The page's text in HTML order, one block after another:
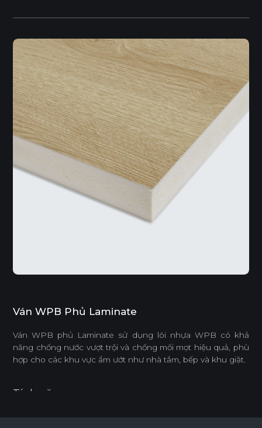
Ván WPB Phủ Laminate
Ván WPB phủ Laminate sử dụng lõi nhựa WPB có khả
năng chống nước vượt trội và chống mối mọt hiệu quả, phù
hợp cho các khu vực ẩm ướt như nhà tắm, bếp và khu giặt.
Tính năng